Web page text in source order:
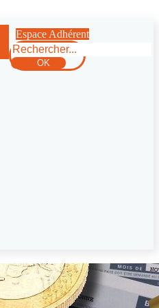
Espace Adhérent
Rechercher
OK